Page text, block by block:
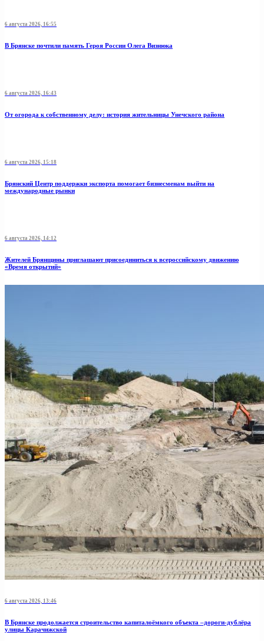
6 августа 2026, 16:55
В Брянске почтили память Героя России Олега Визнюка
6 августа 2026, 16:43
От огорода к собственному делу: история жительницы Унечского района
6 августа 2026, 15:18
Брянский Центр поддержки экспорта помогает бизнесменам выйти на
международные рынки
6 августа 2026, 14:12
Жителей Брянщины приглашают присоединиться к всероссийскому движению
«Время открытий»
6 августа 2026, 13:46
В Брянске продолжается строительство капиталоёмкого объекта –дороги-дублёра
улицы Карачижской